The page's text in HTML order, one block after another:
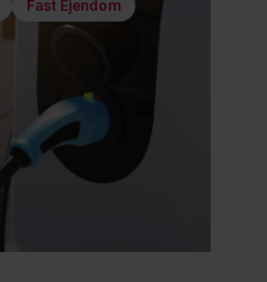
Fast Ejendom